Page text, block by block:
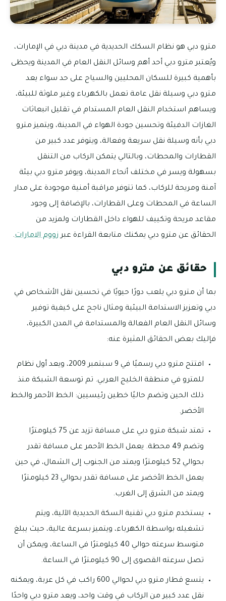
مترو دبي هو نظام السكك الحديدية في مدينة دبي في الإمارات،
ويُعتبر مترو دبي أحد أهم وسائل النقل العام في المدينة ويحظى
بأهمية كبيرة للسكان المحليين والسياح على حد سواء يعد
مترو دبي وسيلة نقل عامة تعمل بالكهرباء وغير ملوثة للبيئة،
ويساهم استخدام النقل العام المستدام في تقليل انبعاثات
الغازات الدفيئة وتحسين جودة الهواء في المدينة، ويتميز مترو
دبي بأنه وسيلة نقل سريعة وفعالة، ويتوفر عدد كبير من
القطارات والمحطات، وبالتالي يتمكن الركاب من التنقل
بسهولة ويسر في مختلف أنحاء المدينة، ويوفر مترو دبي بيئة
آمنة ومريحة للركاب، كما تتوفر مراقبة أمنية موجودة على مدار
الساعة في المحطات وعلى القطارات، بالإضافة إلى وجود
مقاعد مريحة وتكييف للهواء داخل القطارات ولمزيد من
الحقائق عن مترو دبي يمكنك متابعة القراءة عبر زووم الامارات.
حقائق عن مترو دبي
بما أن مترو دبي يلعب دورًا حيويًا في تحسين نقل الأشخاص في
دبي وتعزيز الاستدامة البيئية ومثال ناجح على كيفية توفير
وسائل النقل العام الفعالة والمستدامة في المدن الكبيرة،
فإليك بعض الحقائق المثيرة عنه:
افتتح مترو دبي رسميًا في 9 سبتمبر 2009، ويعد أول نظام
للمترو في منطقة الخليج العربي. تم توسعة الشبكة منذ
ذلك الحين وتضم حاليًا خطين رئيسيين: الخط الأحمر والخط
الأخضر.
تمتد شبكة مترو دبي على مسافة تزيد عن 75 كيلومترًا
وتضم 49 محطة. يعمل الخط الأحمر على مسافة تقدر
بحوالي 52 كيلومترًا ويمتد من الجنوب إلى الشمال، في حين
يعمل الخط الأخضر على مسافة تقدر بحوالي 23 كيلومترًا
ويمتد من الشرق إلى الغرب.
يستخدم مترو دبي تقنية السكة الحديدية الآلية، ويتم
تشغيله بواسطة الكهرباء، ويتميز بسرعة عالية، حيث يبلغ
متوسط سرعته حوالي 40 كيلومترًا في الساعة، ويمكن أن
تصل سرعته القصوى إلى 90 كيلومترًا في الساعة.
يتسع قطار مترو دبي لحوالي 600 راكب في كل عربة، ويمكنه
نقل عدد كبير من الركاب في وقت واحد، ويعد مترو دبي واحدًا